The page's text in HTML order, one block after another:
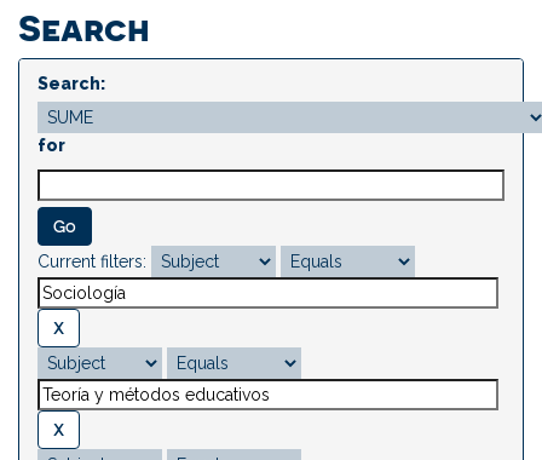
Search
Search:
for
Current filters: